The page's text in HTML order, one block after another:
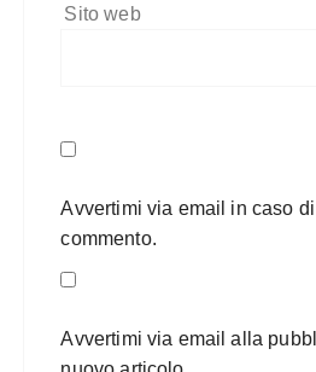
Sito web
Avvertimi via email in caso
commento.
Avvertimi via email alla